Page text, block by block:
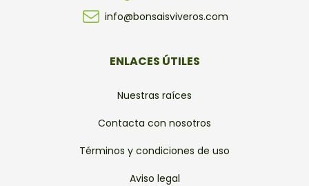
info@bonsaisviveros.com
ENLACES ÚTILES
Nuestras raíces
Contacta con nosotros
Términos y condiciones de uso
Aviso legal